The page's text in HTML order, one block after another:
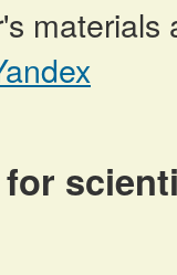
materials